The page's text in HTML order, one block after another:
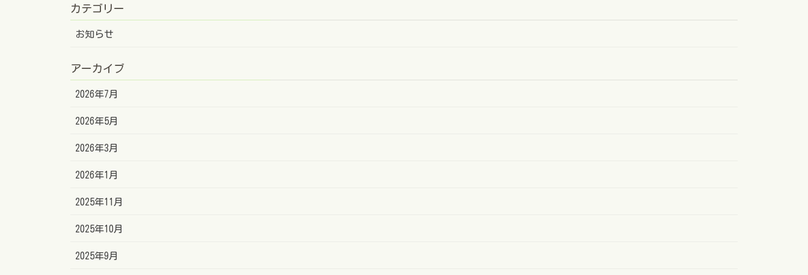
カテゴリー
お知らせ
アーカイブ
2026年7月
2026年5月
2026年3月
2026年1月
2025年11月
2025年10月
2025年9月